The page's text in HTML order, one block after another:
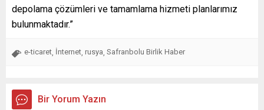
depolama çözümleri ve tamamlama hizmeti planlarımız
bulunmaktadır.”
e-ticaret İnternet rusya Safranbolu Birlik Haber
Bir Yorum Yazın